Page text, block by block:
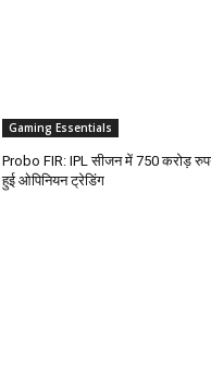
Gaming Essentials
Probo FIR: IPL सीजन में 750 करोड़
हुई ओपिनियन ट्रेडिंग